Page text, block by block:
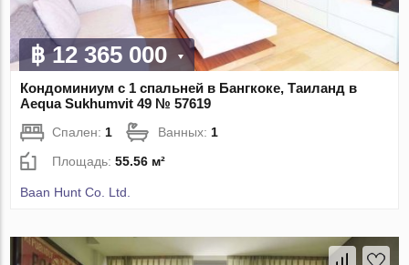
฿ 12 365 000
Кондоминиум с 1 спальней в Бангкоке, Таиланд в
Aequa Sukhumvit 49 № 57619
Спален:1 Ванных:1
Площадь:55.56 м²
Baan Hunt Co. Ltd.